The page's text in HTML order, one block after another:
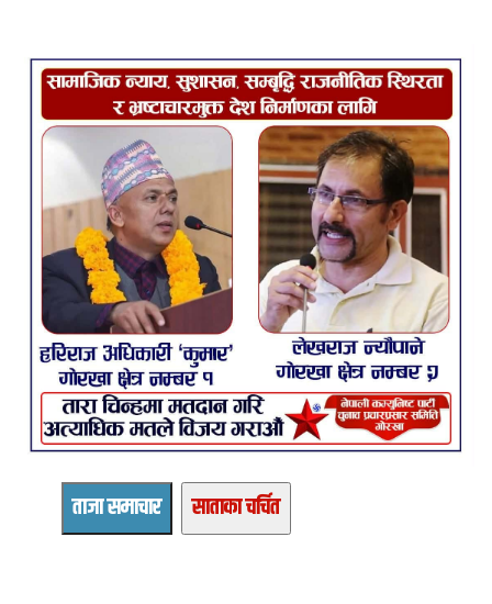
ताजा समाचार साताका चर्चित